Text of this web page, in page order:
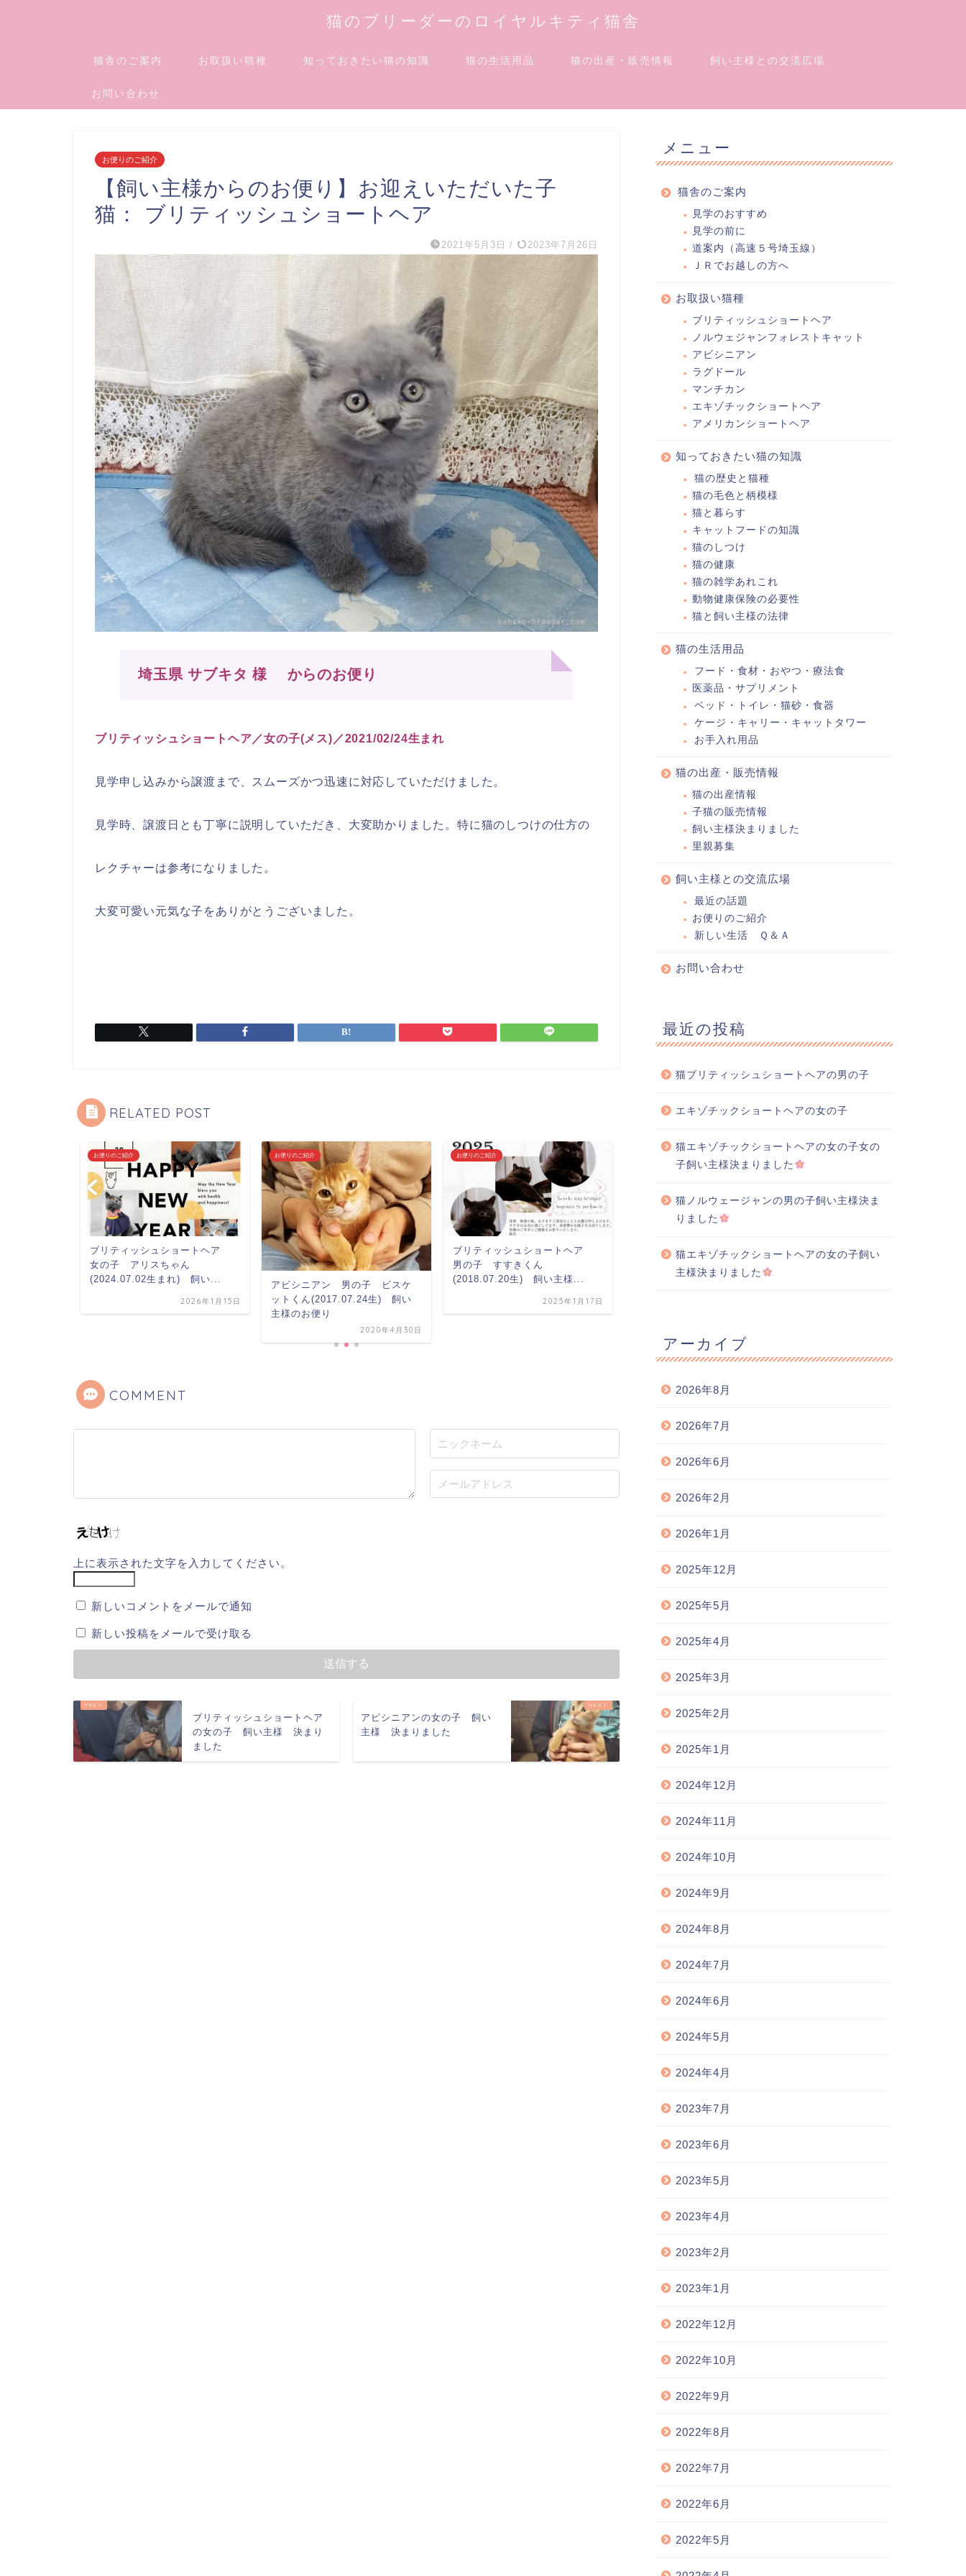
猫のブリーダーのロイヤルキティ猫舎
猫舎のご案内 お取扱い猫種 知っておきたい猫の知識 猫の生活用品 猫の出産・販売情報 飼い主様との交流広場
お問い合わせ
お便りのご紹介
【飼い主様からのお便り】お迎えいただいた子
猫： ブリティッシュショートヘア
2021年5月3日 / 2023年7月26日
埼玉県 サブキタ 様 からのお便り
ブリティッシュショートヘア／女の子(メス)／2021/02/24生まれ
見学申し込みから譲渡まで、スムーズかつ迅速に対応していただけました。
見学時、譲渡日とも丁寧に説明していただき、大変助かりました。特に猫のしつけの仕方の
レクチャーは参考になりました。
大変可愛い元気な子をありがとうございました。
RELATED POST
お便りのご紹介
ブリティッシュショートヘア
女の子 アリスちゃん
(2024.07.02生まれ) 飼い...
2026年1月15日
お便りのご紹介
アビシニアン 男の子 ビスケ
ットくん(2017.07.24生) 飼い
主様のお便り
2020年4月30日
お便りのご紹介
ブリティッシュショートヘア
男の子 すすきくん
(2018.07.20生) 飼い主様...
2025年1月17日
ブリティッシュショートヘア
女の子 アリスちゃん
(2024.07.02生まれ) 飼い...
COMMENT
上に表示された文字を入力してください。
新しいコメントをメールで通知
新しい投稿をメールで受け取る
ブリティッシュショートヘア
の女の子 飼い主様 決まり
ました
アビシニアンの女の子 飼い
主様 決まりました
メニュー
猫舎のご案内
見学のおすすめ
見学の前に
道案内（高速５号埼玉線）
ＪＲでお越しの方へ
お取扱い猫種
ブリティッシュショートヘア
ノルウェジャンフォレストキャット
アビシニアン
ラグドール
マンチカン
エキゾチックショートヘア
アメリカンショートヘア
知っておきたい猫の知識
猫の歴史と猫種
猫の毛色と柄模様
猫と暮らす
キャットフードの知識
猫のしつけ
猫の健康
猫の雑学あれこれ
動物健康保険の必要性
猫と飼い主様の法律
猫の生活用品
フード・食材・おやつ・療法食
医薬品・サプリメント
ベッド・トイレ・猫砂・食器
ケージ・キャリー・キャットタワー
お手入れ用品
猫の出産・販売情報
猫の出産情報
子猫の販売情報
飼い主様決まりました
里親募集
飼い主様との交流広場
最近の話題
お便りのご紹介
新しい生活 Ｑ＆Ａ
お問い合わせ
最近の投稿
猫ブリティッシュショートヘアの男の子
エキゾチックショートヘアの女の子
猫エキゾチックショートヘアの女の子女の
子飼い主様決まりました
猫ノルウェージャンの男の子飼い主様決ま
りました
猫エキゾチックショートヘアの女の子飼い
主様決まりました
アーカイブ
2026年8月
2026年7月
2026年6月
2026年2月
2026年1月
2025年12月
2025年5月
2025年4月
2025年3月
2025年2月
2025年1月
2024年12月
2024年11月
2024年10月
2024年9月
2024年8月
2024年7月
2024年6月
2024年5月
2024年4月
2023年7月
2023年6月
2023年5月
2023年4月
2023年2月
2023年1月
2022年12月
2022年10月
2022年9月
2022年8月
2022年7月
2022年6月
2022年5月